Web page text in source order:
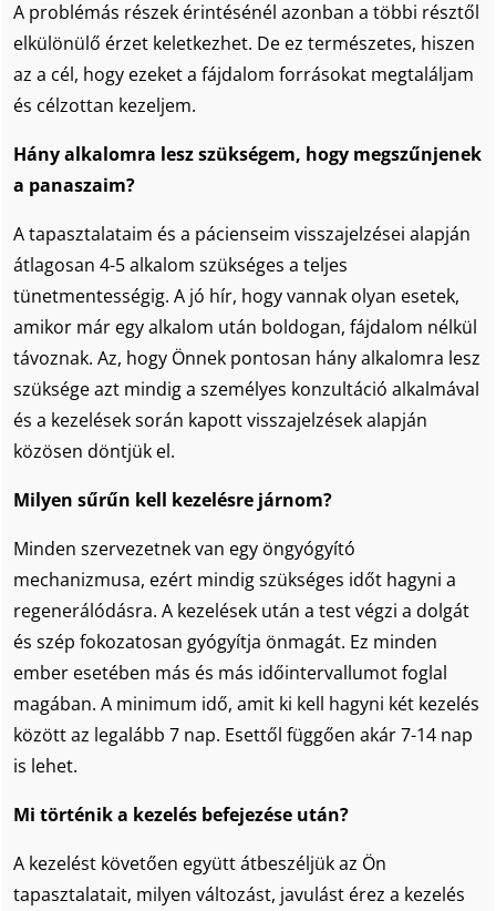
A problémás részek érintésénél azonban a többi résztől
elkülönülő érzet keletkezhet. De ez természetes, hiszen
az a cél, hogy ezeket a fájdalom forrásokat megtaláljam
és célzottan kezeljem.
Hány alkalomra lesz szükségem, hogy megszűnjenek
a panaszaim?
A tapasztalataim és a pácienseim visszajelzései alapján
átlagosan 4-5 alkalom szükséges a teljes
tünetmentességig. A jó hír, hogy vannak olyan esetek,
amikor már egy alkalom után boldogan, fájdalom nélkül
távoznak. Az, hogy Önnek pontosan hány alkalomra lesz
szüksége azt mindig a személyes konzultáció alkalmával
és a kezelések során kapott visszajelzések alapján
közösen döntjük el.
Milyen sűrűn kell kezelésre járnom?
Minden szervezetnek van egy öngyógyító
mechanizmusa, ezért mindig szükséges időt hagyni a
regenerálódásra. A kezelések után a test végzi a dolgát
és szép fokozatosan gyógyítja önmagát. Ez minden
ember esetében más és más időintervallumot foglal
magában. A minimum idő, amit ki kell hagyni két kezelés
között az legalább 7 nap. Esettől függően akár 7-14 nap
is lehet.
Mi történik a kezelés befejezése után?
A kezelést követően együtt átbeszéljük az Ön
tapasztalatait, milyen változást, javulást érez a kezelés